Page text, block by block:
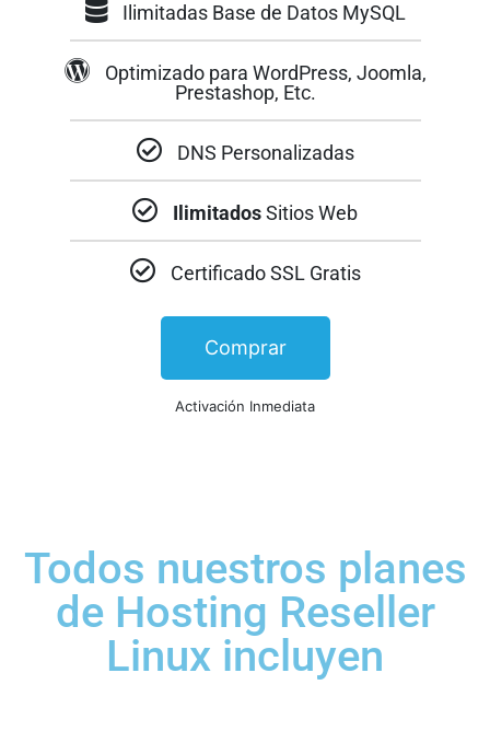
Ilimitadas Base de Datos MySQL
Optimizado para WordPress, Joomla,
Prestashop, Etc.
DNS Personalizadas
IlimitadosSitios Web
Certificado SSL Gratis
Comprar
Activación Inmediata
Todos nuestros planes
de Hosting Reseller
Linux incluyen